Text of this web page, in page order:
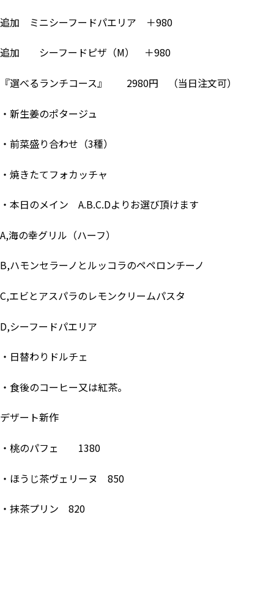
追加 ミニシーフードパエリア ＋980
追加 シーフードピザ（M） ＋980
『選べるランチコース』 2980円 （当日注文可）
・新生姜のポタージュ
・前菜盛り合わせ（3種）
・焼きたてフォカッチャ
・本日のメイン A.B.C.Dよりお選び頂けます
A,海の幸グリル（ハーフ）
B,ハモンセラーノとルッコラのペペロンチーノ
C,エビとアスパラのレモンクリームパスタ
D,シーフードパエリア
・日替わりドルチェ
・食後のコーヒー又は紅茶。
デザート新作
・桃のパフェ 1380
・ほうじ茶ヴェリーヌ 850
・抹茶プリン 820